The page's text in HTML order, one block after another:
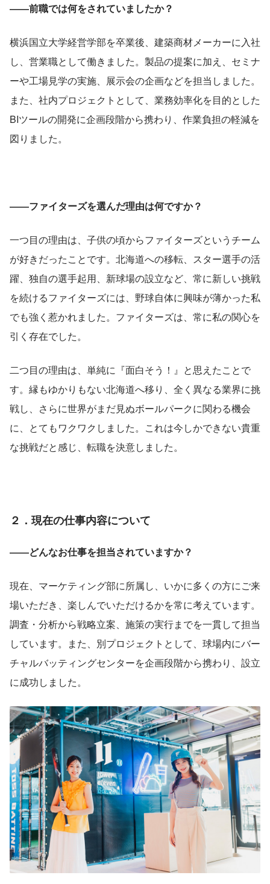
――前職では何をされていましたか？
横浜国立大学経営学部を卒業後、建築商材メーカーに入社
し、営業職として働きました。製品の提案に加え、セミナ
ーや工場見学の実施、展示会の企画などを担当しました。
また、社内プロジェクトとして、業務効率化を目的とした
BIツールの開発に企画段階から携わり、作業負担の軽減を
図りました。
――ファイターズを選んだ理由は何ですか？
一つ目の理由は、子供の頃からファイターズというチーム
が好きだったことです。北海道への移転、スター選手の活
躍、独自の選手起用、新球場の設立など、常に新しい挑戦
を続けるファイターズには、野球自体に興味が薄かった私
でも強く惹かれました。ファイターズは、常に私の関心を
引く存在でした。
二つ目の理由は、単純に『面白そう！』と思えたことで
す。縁もゆかりもない北海道へ移り、全く異なる業界に挑
戦し、さらに世界がまだ見ぬボールパークに関わる機会
に、とてもワクワクしました。これは今しかできない貴重
な挑戦だと感じ、転職を決意しました。
２．現在の仕事内容について
――どんなお仕事を担当されていますか？
現在、マーケティング部に所属し、いかに多くの方にご来
場いただき、楽しんでいただけるかを常に考えています。
調査・分析から戦略立案、施策の実行までを一貫して担当
しています。また、別プロジェクトとして、球場内にバー
チャルバッティングセンターを企画段階から携わり、設立
に成功しました。